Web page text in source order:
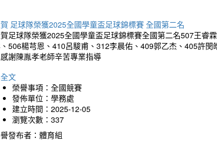
足球隊榮獲2025全國學童盃足球錦標賽 全國第二名
足球隊榮獲2025全國學童盃足球錦標賽全國第二名507王睿
506楊芎恩、410呂駿甫、312李晨佑、409郭乙杰、405許
謝陳胤孝老師辛苦專業指導
文
榮譽事項：全國競賽
發佈單位：學務處
建立時間：2025-12-05
瀏覽次數：337
發布者：體育組